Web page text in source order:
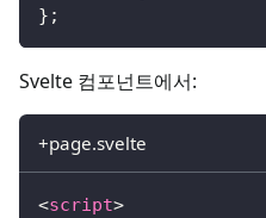
} ;
Svelte 컴포넌트에서:
+page.svelte
<script>